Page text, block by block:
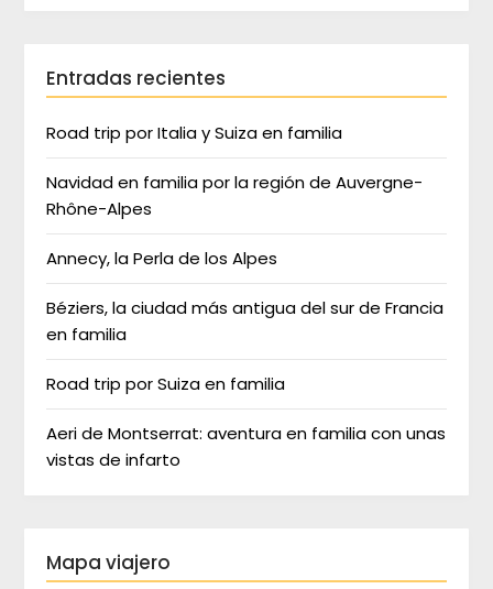
Entradas recientes
Road trip por Italia y Suiza en familia
Navidad en familia por la región de Auvergne-
Rhône-Alpes
Annecy, la Perla de los Alpes
Béziers, la ciudad más antigua del sur de Francia
en familia
Road trip por Suiza en familia
Aeri de Montserrat: aventura en familia con unas
vistas de infarto
Mapa viajero